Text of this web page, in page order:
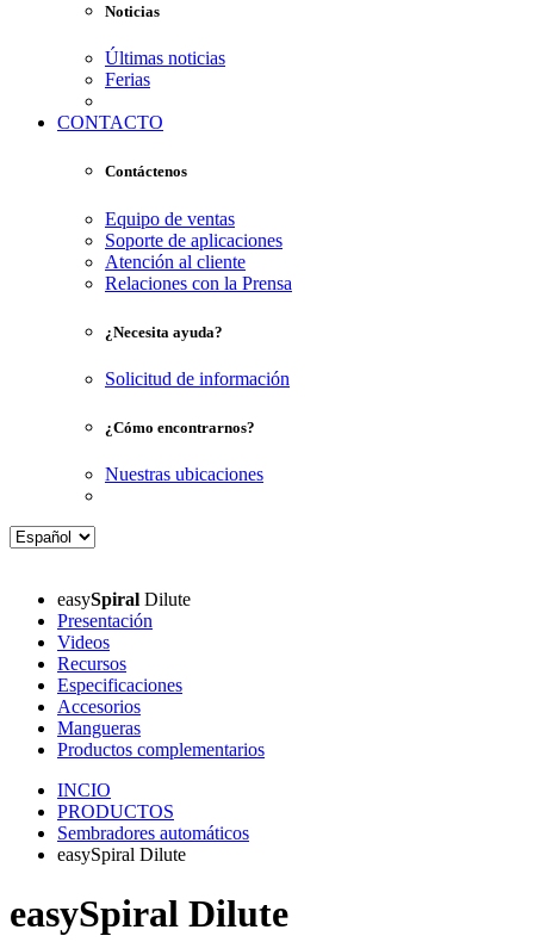
Noticias
Últimas noticias
Ferias
CONTACTO
Contáctenos
Equipo de ventas
Soporte de aplicaciones
Atención al cliente
Relaciones con la Prensa
¿Necesita ayuda?
Solicitud de información
¿Cómo encontrarnos?
Nuestras ubicaciones
easySpiral Dilute
Presentación
Videos
Recursos
Especificaciones
Accesorios
Mangueras
Productos complementarios
INCIO
PRODUCTOS
Sembradores automáticos
easySpiral Dilute
easySpiral Dilute